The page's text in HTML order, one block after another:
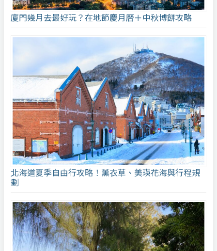
廈門幾月去最好玩？在地節慶月曆＋中秋博餅攻略
北海道夏季自由行攻略！薰衣草、美瑛花海與行程規
劃